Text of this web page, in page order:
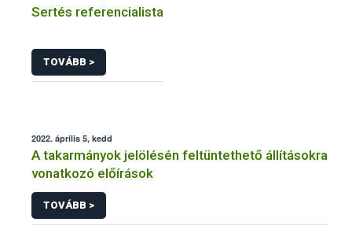
Sertés referencialista
TOVÁBB >
2022. április 5, kedd
A takarmányok jelölésén feltüntethető állításokra
vonatkozó előírások
TOVÁBB >